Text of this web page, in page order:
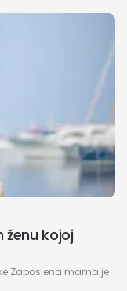
ženu kojoj
Zaposlena mama je